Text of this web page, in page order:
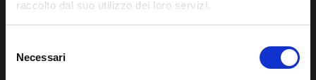
raccolto dal suo utilizzo dei loro servizi.
delNecessari
Link veloci